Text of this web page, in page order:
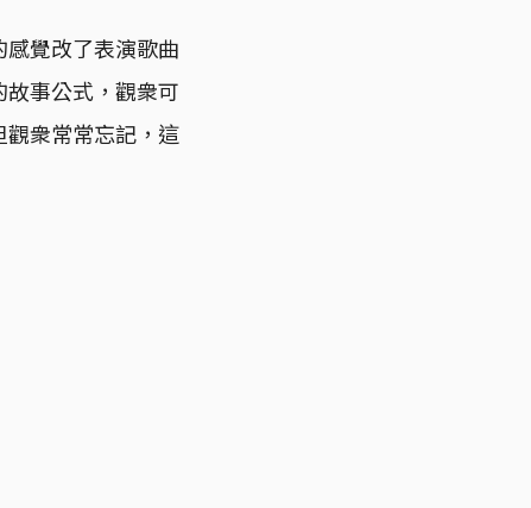
覺改了表演歌曲
事公式，觀衆可
衆常常忘記，這